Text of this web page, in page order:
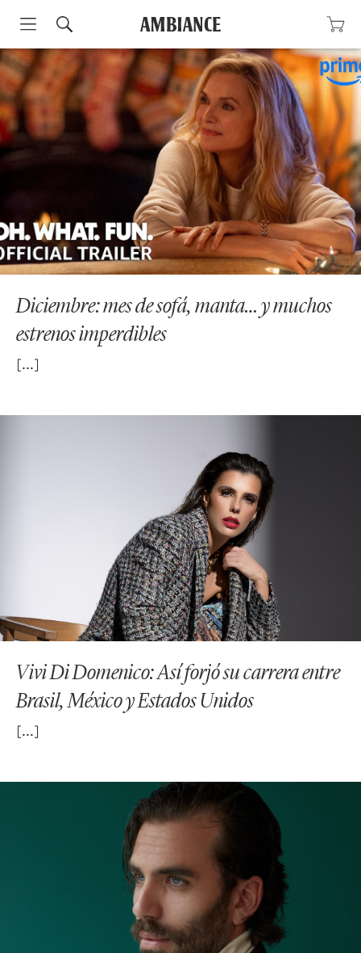
Skip
to
content
Diciembre: mes de sofá, manta… y muchos
estrenos imperdibles
Vivi Di Domenico: Así forjó su carrera entre
Brasil, México y Estados Unidos